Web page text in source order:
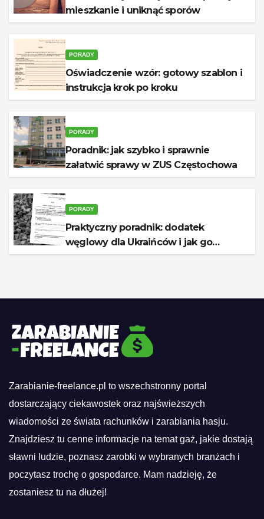
mieszkanie i uniknąć sporów
PORADY
Oświadczenie wzór: gotowy szablon i
instrukcja krok po kroku
PORADY
Poradnik: jak szybko i sprawnie
załatwić sprawy w ZUS Częstochowa
PORADY
Praktyczny poradnik: dodatek
węglowy dla Ukraińców i jak go
otrzymać
Zarabianie-freelance.pl to wszechstronny portal
dostarczający ciekawostek oraz najświeższych
wiadomości ze świata rachunków i zarabiania hasju.
Znajdziesz tu cenne informacje na temat gaż, jakie dostają
sławni ludzie, poznasz zarobki w wybranych branżach i
poczytasz trochę o gospodarce. Mam nadzieję, że
zostaniesz tu na dłużej!